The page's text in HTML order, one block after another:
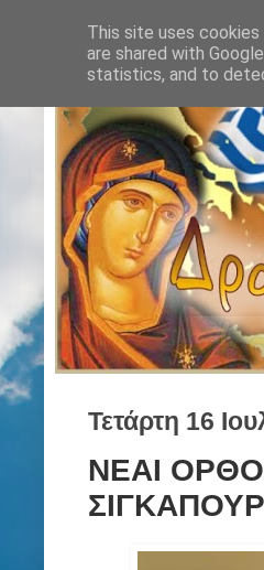
Τετάρτη 16
ΝΕΑΙ
This site uses
are shared with
statistics, and to